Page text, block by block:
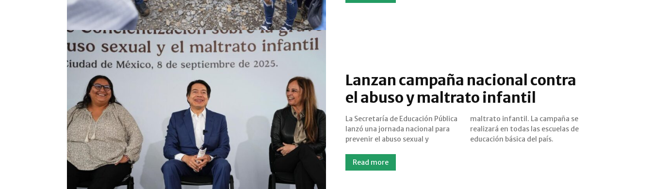
Lanzan campaña nacional contra
el abuso y maltrato infantil
La Secretaría de Educación Pública
lanzó una jornada nacional para
prevenir el abuso sexual y
maltrato infantil. La campaña se
realizará en todas las escuelas de
educación básica del país.
Read more